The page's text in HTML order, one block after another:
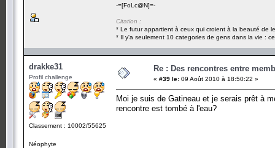
-=[FoLc@N]=-
Citation :
* Le futur appartient à ceux qui croient à la beauté de
* Il y'a seulement 10 categories de gens dans la vie :
drakke31
Profil challenge
Classement : 10002/55625
Néophyte
Re : Des rencontres entre
« #39 le: 09 Août 2010 à 18:50:22 »
Moi je suis de Gatineau et je serais prêt à
rencontre est tombé à l'eau?